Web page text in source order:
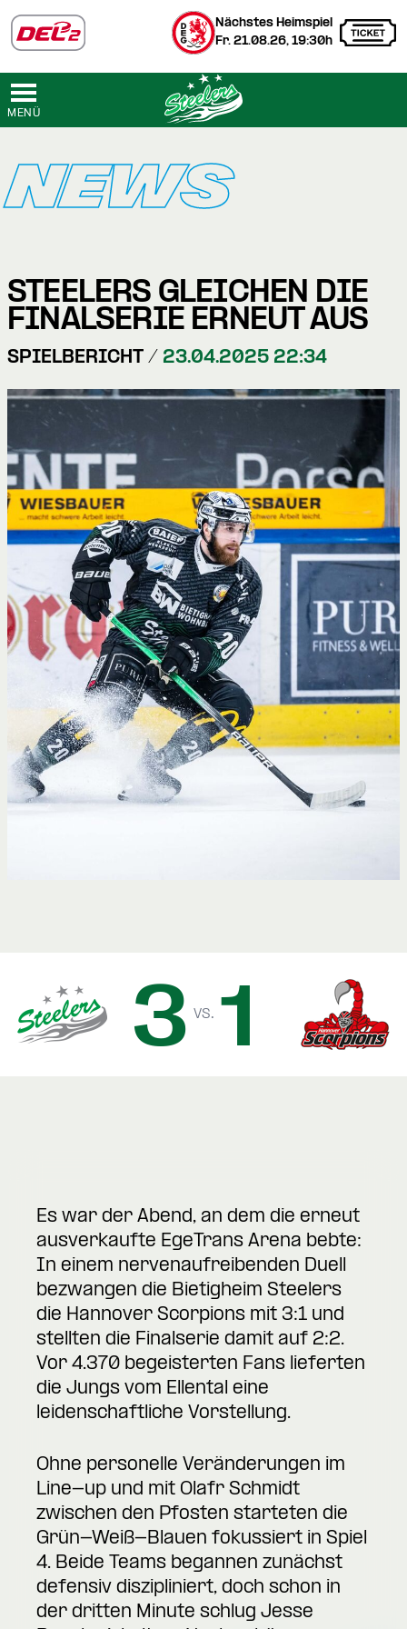
Nächstes Heimspiel
Fr. 21.08.26, 19:30h
MENÜ
NEWS
STEELERS GLEICHEN DIE
FINALSERIE ERNEUT AUS
SPIELBERICHT / 23.04.2025 22:34
3 vs. 1
Es war der Abend, an dem die erneut
ausverkaufte EgeTrans Arena bebte:
In einem nervenaufreibenden Duell
bezwangen die Bietigheim Steelers
die Hannover Scorpions mit 3:1 und
stellten die Finalserie damit auf 2:2.
Vor 4.370 begeisterten Fans lieferten
die Jungs vom Ellental eine
leidenschaftliche Vorstellung.
Ohne personelle Veränderungen im
Line-up und mit Olafr Schmidt
zwischen den Pfosten starteten die
Grün-Weiß-Blauen fokussiert in Spiel
4. Beide Teams begannen zunächst
defensiv diszipliniert, doch schon in
der dritten Minute schlug Jesse